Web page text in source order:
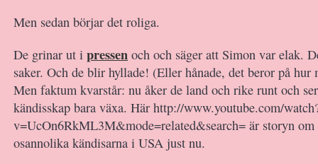
Men sedan börjar det roliga.
De grinar ut i pressen och och säger att Simon var elak.
saker. Och de blir hyllade! (Eller hånade, det beror på hur
Men faktum kvarstår: nu åker de land och rike runt och
kändisskap bara växa. Här http://www.youtube.com/
v=UcOn6RkML3M&mode=related&search= är storyn om
osannolika kändisarna i USA just nu.